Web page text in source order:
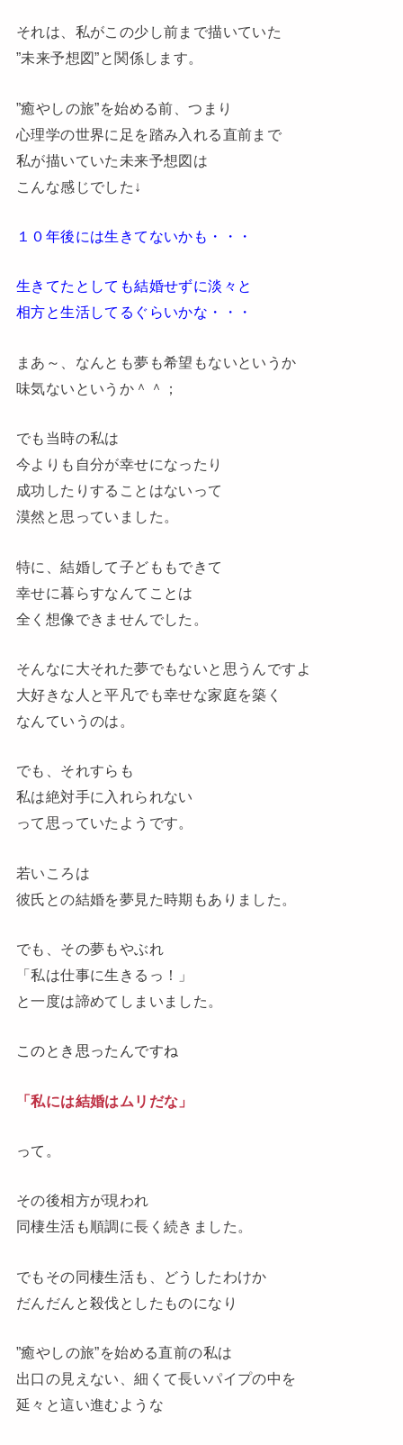
それは、私がこの少し前まで描いていた
”未来予想図”と関係します。
”癒やしの旅”を始める前、つまり
心理学の世界に足を踏み入れる直前まで
私が描いていた未来予想図は
こんな感じでした↓
１０年後には生きてないかも・・・
生きてたとしても結婚せずに淡々と
相方と生活してるぐらいかな・・・
まあ～、なんとも夢も希望もないというか
味気ないというか ＾＾；
でも当時の私は
今よりも自分が幸せになったり
成功したりすることはないって
漠然と思っていました。
特に、結婚して子どももできて
幸せに暮らすなんてことは
全く想像できませんでした。
そんなに大それた夢でもないと思うんですよ
大好きな人と平凡でも幸せな家庭を築く
なんていうのは。
でも、それすらも
私は絶対手に入れられない
って思っていたようです。
若いころは
彼氏との結婚を夢見た時期もありました。
でも、その夢もやぶれ
「私は仕事に生きるっ！」
と一度は諦めてしまいました。
このとき思ったんですね
「私には結婚はムリだな」
って。
その後相方が現われ
同棲生活も順調に長く続きました。
でもその同棲生活も、どうしたわけか
だんだんと殺伐としたものになり
”癒やしの旅”を始める直前の私は
出口の見えない、細くて長いパイプの中を
延々と這い進むような